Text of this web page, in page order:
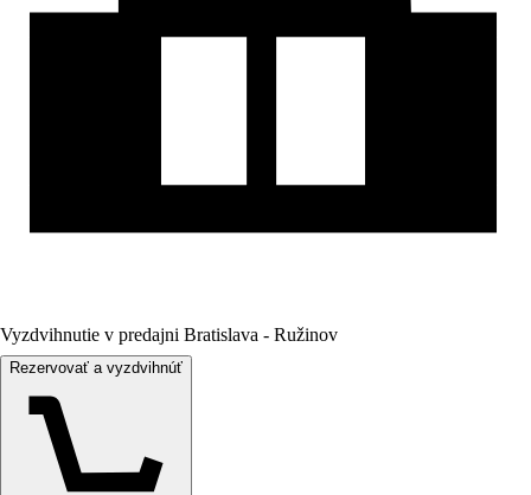
Vyzdvihnutie v predajni Bratislava - Ružinov
Rezervovať a vyzdvihnúť